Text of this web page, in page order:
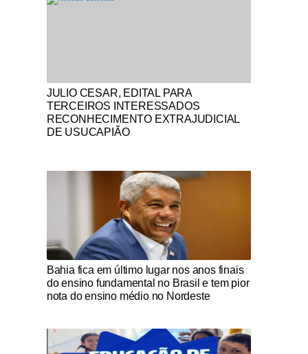
Notícias Católicas
JULIO CESAR, EDITAL PARA
TERCEIROS INTERESSADOS
RECONHECIMENTO EXTRAJUDICIAL
DE USUCAPIÃO
Notícias Católicas
Bahia fica em último lugar nos anos finais
do ensino fundamental no Brasil e tem pior
nota do ensino médio no Nordeste